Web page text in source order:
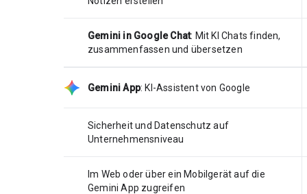
Gemini in Google Chat: Mit KI Chats finden,
zusammenfassen und übersetzen
Gemini App: KI-Assistent von Google
Sicherheit und Datenschutz auf
Unternehmensniveau
Im Web oder über ein Mobilgerät auf die
Gemini App zugreifen